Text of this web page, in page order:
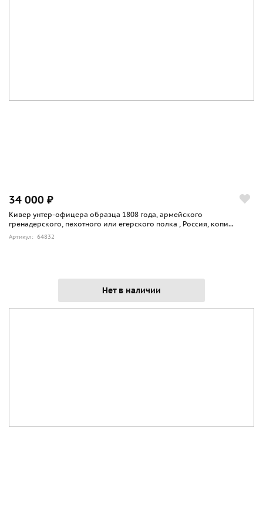
34 000 ₽
Кивер унтер-офицера образца 1808 года, армейского
гренадерского, пехотного или егерского полка , Россия, копи...
Артикул: 64832
Нет в наличии